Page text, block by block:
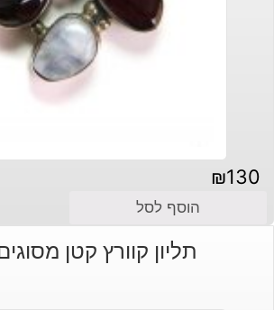
₪130
הוסף לסל
תליון קוורץ קטן